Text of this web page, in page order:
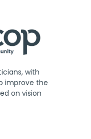
with
improve the
on vision